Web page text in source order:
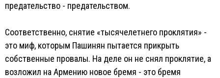
предательство - предательством.
Соответственно, снятие «тысячелетнего проклятия» -
это миф, которым Пашинян пытается прикрыть
собственные провалы. На деле он не снял проклятие, а
возложил на Армению новое бремя - это бремя